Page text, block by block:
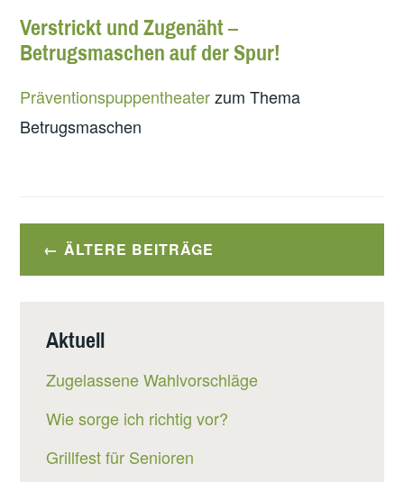
Verstrickt und Zugenäht –
Betrugsmaschen auf der Spur!
Präventionspuppentheaterzum Thema
Betrugsmaschen
Beitragsnavigation
ÄLTERE BEITRÄGE
Aktuell
Zugelassene Wahlvorschläge
Wie sorge ich richtig vor?
Grillfest für Senioren